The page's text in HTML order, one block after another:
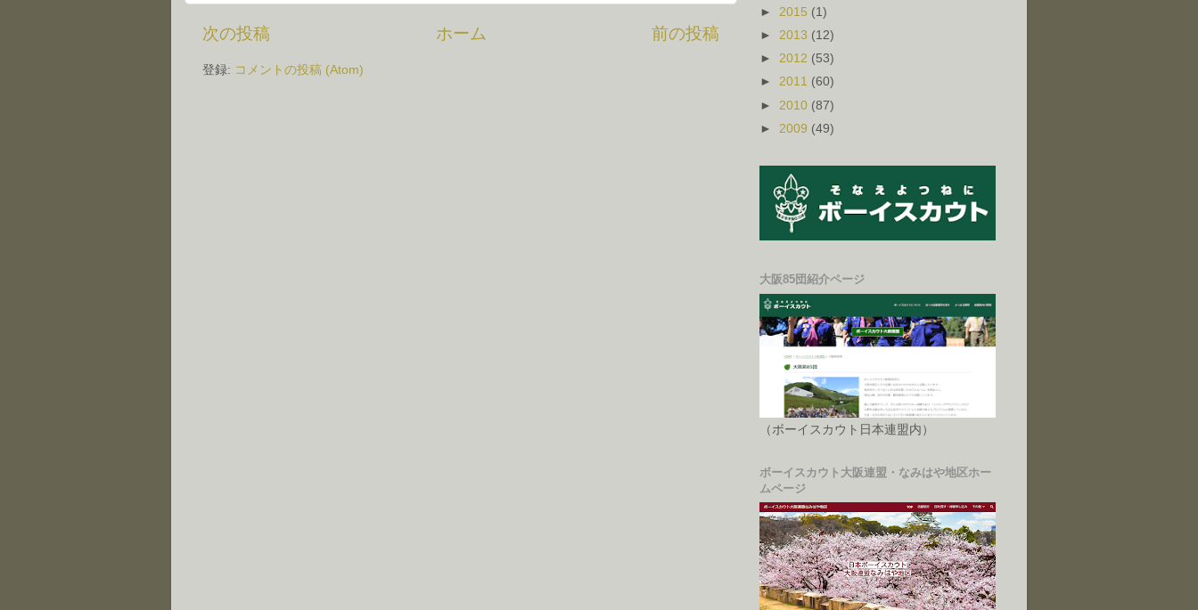
次の投稿 前の投稿
ホーム
登録: コメントの投稿 (Atom)
► 2015 (1)
► 2013 (12)
► 2012 (53)
► 2011 (60)
► 2010 (87)
► 2009 (49)
大阪85団紹介ページ
（ボーイスカウト日本連盟内）
ボーイスカウト大阪連盟・なみはや地区ホー
ムページ